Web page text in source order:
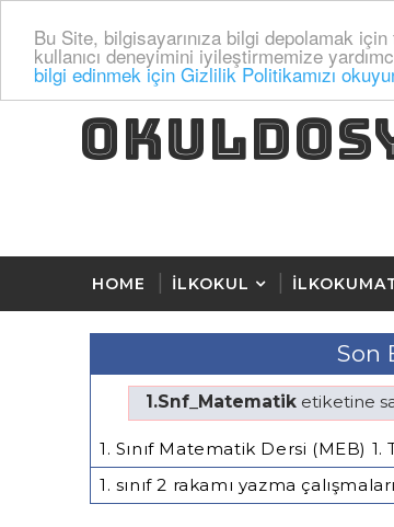
Bu Site, bilgisayarınıza bilgi depolamak için
kullanıcı deneyimini iyileştirmemize
bilgi edinmek için Gizlilik Politikamızı
HOME İLKOKUL
Son
1.Snf_Matematik etiketine
1. Sınıf Matematik Dersi (MEB)
1. sınıf 2 rakamı yazma çalışmaları